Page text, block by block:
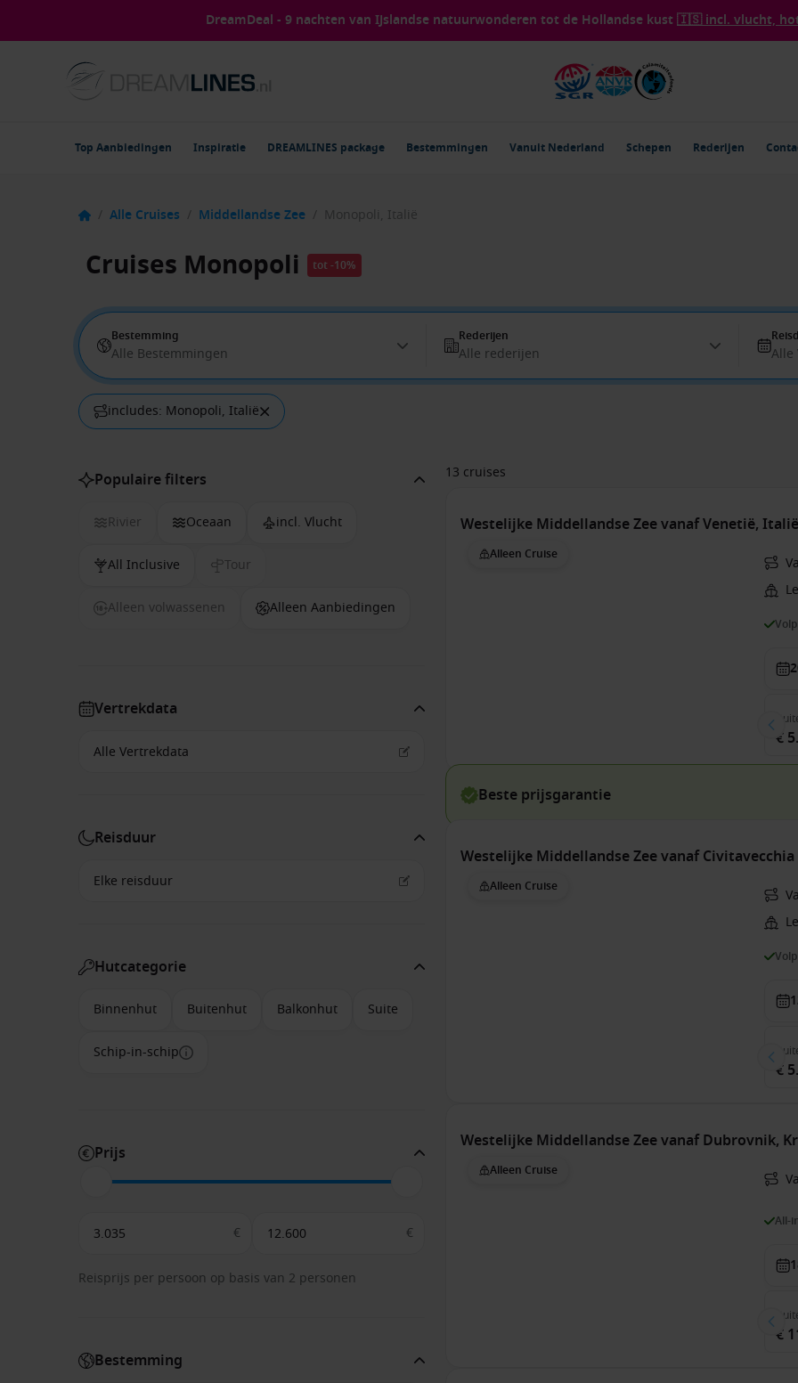
DreamDeal - 9 nachten van IJslandse natuurwonderen tot de Hollandse kust 🇮🇸 incl. vlucht,
Top Aanbiedingen Inspiratie DREAMLINES package Bestemmingen Vanuit Nederland Schepen Rederijen
/ Alle Cruises / Middellandse Zee / Monopoli, Italië
Cruises Monopoli tot -10%
Bestemming
Alle Bestemmingen
Rederijen
Alle rederijen Alle
includes: Monopoli, Italië
Populaire filters
Rivier Oceaan incl. Vlucht
All Inclusive Tour
Alleen volwassenen Alleen Aanbiedingen
Vertrekdata
Reisduur
Hutcategorie
Binnenhut Buitenhut Balkonhut Suite
Schip-in-schip
Prijs
€ €
Reisprijs per persoon op basis van 2 personen
Bestemming
13 cruises
Westelijke Middellandse Zee vanaf Venetië,
Alleen Cruise
€
Beste prijsgarantie
Westelijke Middellandse Zee vanaf
Alleen Cruise
€
Westelijke Middellandse Zee vanaf Dubrovnik,
Alleen Cruise
All-
€